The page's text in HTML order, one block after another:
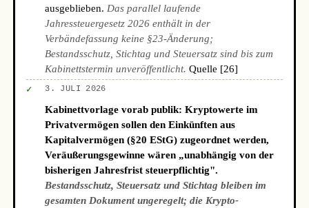
ausgeblieben. Das parallel laufende
Jahressteuergesetz 2026 enthält in der
Verbändefassung keine §23-Änderung;
Bestandsschutz, Stichtag und Steuersatz sind bis zum
Kabinettstermin unveröffentlicht. Quelle [26]
✓ 3. JULI 2026
Kabinettvorlage vorab publik: Kryptowerte im
Privatvermögen sollen den Einkünften aus
Kapitalvermögen (§20 EStG) zugeordnet werden,
Veräußerungsgewinne wären „unabhängig von der
bisherigen Jahresfrist steuerpflichtig".
Bestandsschutz, Steuersatz und Stichtag bleiben im
gesamten Dokument ungeregelt; die Krypto-